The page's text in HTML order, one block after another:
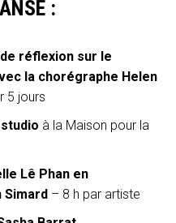
:
réflexion sur le
la chorégraphe Helen
5 jours
à la Maison pour la
Lê Phan en
Simard – 8 h par artiste